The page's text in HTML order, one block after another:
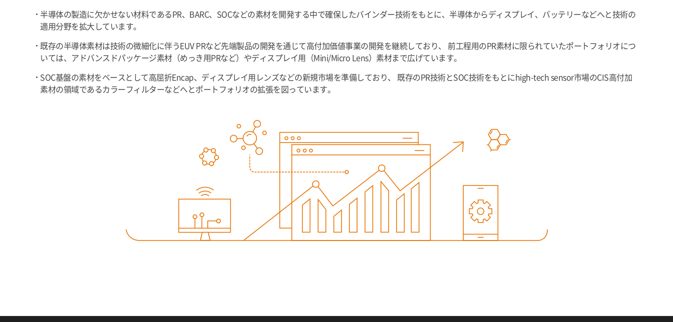
半導体の製造に欠かせない材料であるPR、BARC、SOCなどの素材を開発する中で確保したバインダー技術をもとに、半導体からディスプレイ、バッテリーなどへと技術の
適用分野を拡大しています。
既存の半導体素材は技術の微細化に伴うEUV PRなど先端製品の開発を通じて高付加価値事業の開発を継続しており、 前工程用のPR素材に限られていたポートフォリオにつ
いては、アドバンスドパッケージ素材（めっき用PRなど）やディスプレイ用（Mini/Micro Lens）素材まで広げています。
SOC基盤の素材をベースとして高屈折Encap、ディスプレイ用レンズなどの新規市場を準備しており、 既存のPR技術とSOC技術をもとにhigh-tech sensor市場のCIS高付加
素材の領域であるカラーフィルターなどへとポートフォリオの拡張を図っています。